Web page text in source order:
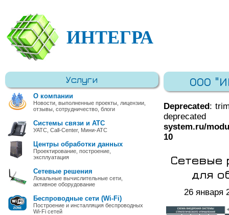
ИНТЕГРА
Услуги
О компании
Новости, выполненные проекты, лицензии,
отзывы, сотрудничество, блоги
Системы связи и АТС
УАТС, Call-Center, Мини-АТС
Центры обработки данных
Проектирование, построение,
эксплуатация
Сетевые решения
Локальные вычислительные сети,
активное оборудование
Беспроводные сети (Wi-Fi)
Построение и инсталляция беспроводных
Wi-Fi сетей
ООО
Deprecated:
system.ru/
10
Сетевые
для
26 января